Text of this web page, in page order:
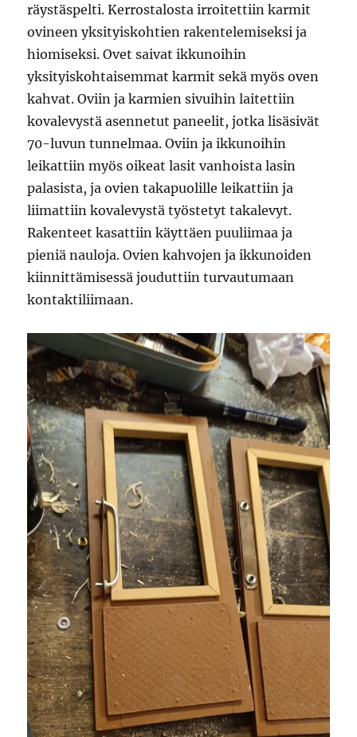
räystäspelti. Kerrostalosta irroitettiin karmit
ovineen yksityiskohtien rakentelemiseksi ja
hiomiseksi. Ovet saivat ikkunoihin
yksityiskohtaisemmat karmit sekä myös oven
kahvat. Oviin ja karmien sivuihin laitettiin
kovalevystä asennetut paneelit, jotka lisäsivät
70-luvun tunnelmaa. Oviin ja ikkunoihin
leikattiin myös oikeat lasit vanhoista lasin
palasista, ja ovien takapuolille leikattiin ja
liimattiin kovalevystä työstetyt takalevyt.
Rakenteet kasattiin käyttäen puuliimaa ja
pieniä nauloja. Ovien kahvojen ja ikkunoiden
kiinnittämisessä jouduttiin turvautumaan
kontaktiliimaan.